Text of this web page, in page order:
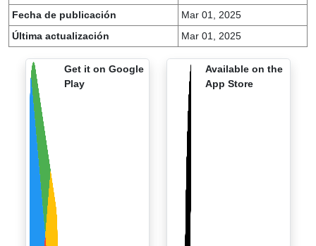
Fecha de publicación
Mar 01, 2025
Última actualización
Mar 01, 2025
Get it on Google
Play
Available on the
App Store